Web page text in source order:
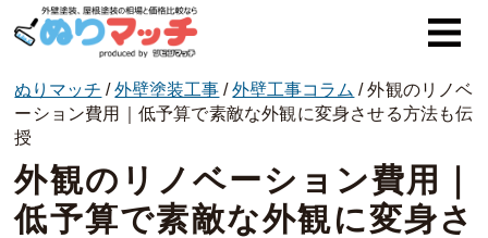
ぬりマッチとは
費用と相場
ぬりマッチ /外壁塗装工事 /外壁工事コラム /外観のリノベ
ーション費用｜低予算で素敵な外観に変身させる方法も伝
授
外観のリノベーション費用｜
低予算で素敵な外観に変身さ